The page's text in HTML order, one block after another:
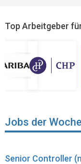
Top Arbeitgeber
Jobs der
Senior Controller